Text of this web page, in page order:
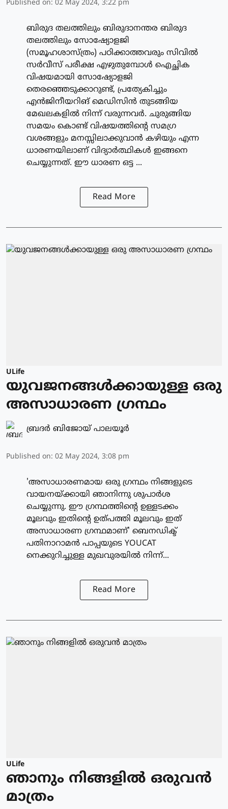
Published on: 02 May 2024, 3:22 pm
ബിരുദ തലത്തിലും ബിരുദാനന്തര ബിരുദ
തലത്തിലും സോഷ്യോളജി
(സമൂഹശാസ്ത്രം) പഠിക്കാത്തവരും സിവില്‍
സര്‍വീസ് പരീക്ഷ എഴുതുമ്പോള്‍ ഐച്ഛിക
വിഷയമായി സോഷ്യോളജി
തെരഞ്ഞെടുക്കാറുണ്ട്, പ്രത്യേകിച്ചും
എന്‍ജിനീയറിങ് മെഡിസിന്‍ തുടങ്ങിയ
മേഖലകളില്‍ നിന്ന് വരുന്നവര്‍. ചുരുങ്ങിയ
സമയം കൊണ്ട് വിഷയത്തിന്റെ സമഗ്ര
വശങ്ങളും മനസ്സിലാക്കുവാന്‍ കഴിയും എന്ന
ധാരണയിലാണ് വിദ്യാര്‍ത്ഥികള്‍ ഇങ്ങനെ
ചെയ്യുന്നത്. ഈ ധാരണ ഒട്ട ...
Read More
ULife
യുവജനങ്ങള്‍ക്കായുള്ള ഒരു
അസാധാരണ ഗ്രന്ഥം
ബ്രദര്‍ ബിജോയ് പാലയൂര്‍
Published on: 02 May 2024, 3:08 pm
'അസാധാരണമായ ഒരു ഗ്രന്ഥം നിങ്ങളുടെ
വായനയ്ക്കായി ഞാനിന്നു ശുപാര്‍ശ
ചെയ്യുന്നു. ഈ ഗ്രന്ഥത്തിന്റെ ഉള്ളടക്കം
മൂലവും ഇതിന്റെ ഉത്പത്തി മൂലവും ഇത്
അസാധാരണ ഗ്രന്ഥമാണ്' ബെനഡിക്ട്
പതിനാറാമന്‍ പാപ്പയുടെ YOUCAT
നെക്കുറിച്ചുള്ള മുഖവുരയില്‍ നിന്ന്...
Read More
ULife
ഞാനും നിങ്ങളില്‍ ഒരുവന്‍
മാത്രം